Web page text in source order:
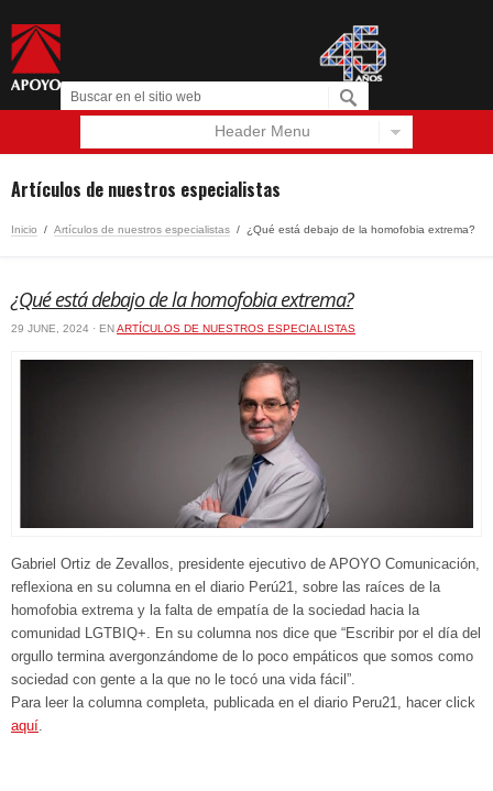
Header Menu
Artículos de nuestros especialistas
Inicio / Artículos de nuestros especialistas / ¿Qué está debajo de la homofobia extrema?
¿Qué está debajo de la homofobia extrema?
29 JUNE, 2024 · ENARTÍCULOS DE NUESTROS ESPECIALISTAS
Gabriel Ortiz de Zevallos, presidente ejecutivo de APOYO Comunicación,
reflexiona en su columna en el diario Perú21, sobre las raíces de la
homofobia extrema y la falta de empatía de la sociedad hacia la
comunidad LGTBIQ+. En su columna nos dice que “Escribir por el día del
orgullo termina avergonzándome de lo poco empáticos que somos como
sociedad con gente a la que no le tocó una vida fácil”.
Para leer la columna completa, publicada en el diario Peru21, hacer click
aquí